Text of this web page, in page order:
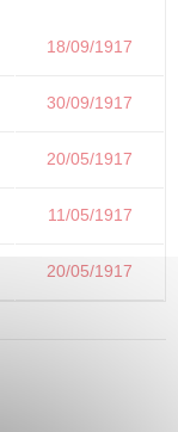
18/09/1917
30/09/1917
20/05/1917
11/05/1917
20/05/1917